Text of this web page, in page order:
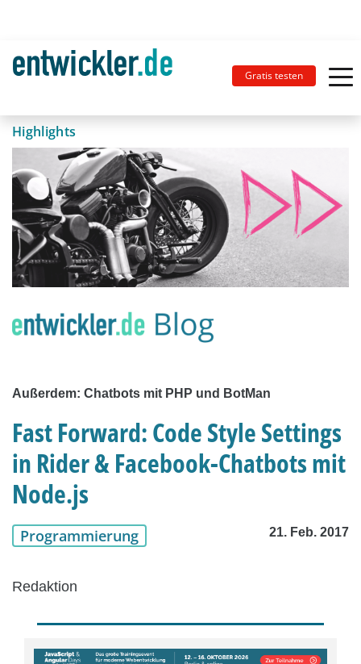
Gratis testen
Highlights
Außerdem: Chatbots mit PHP und BotMan
Fast Forward: Code Style Settings
in Rider & Facebook-Chatbots mit
Node.js
Programmierung 21. Feb. 2017
Redaktion